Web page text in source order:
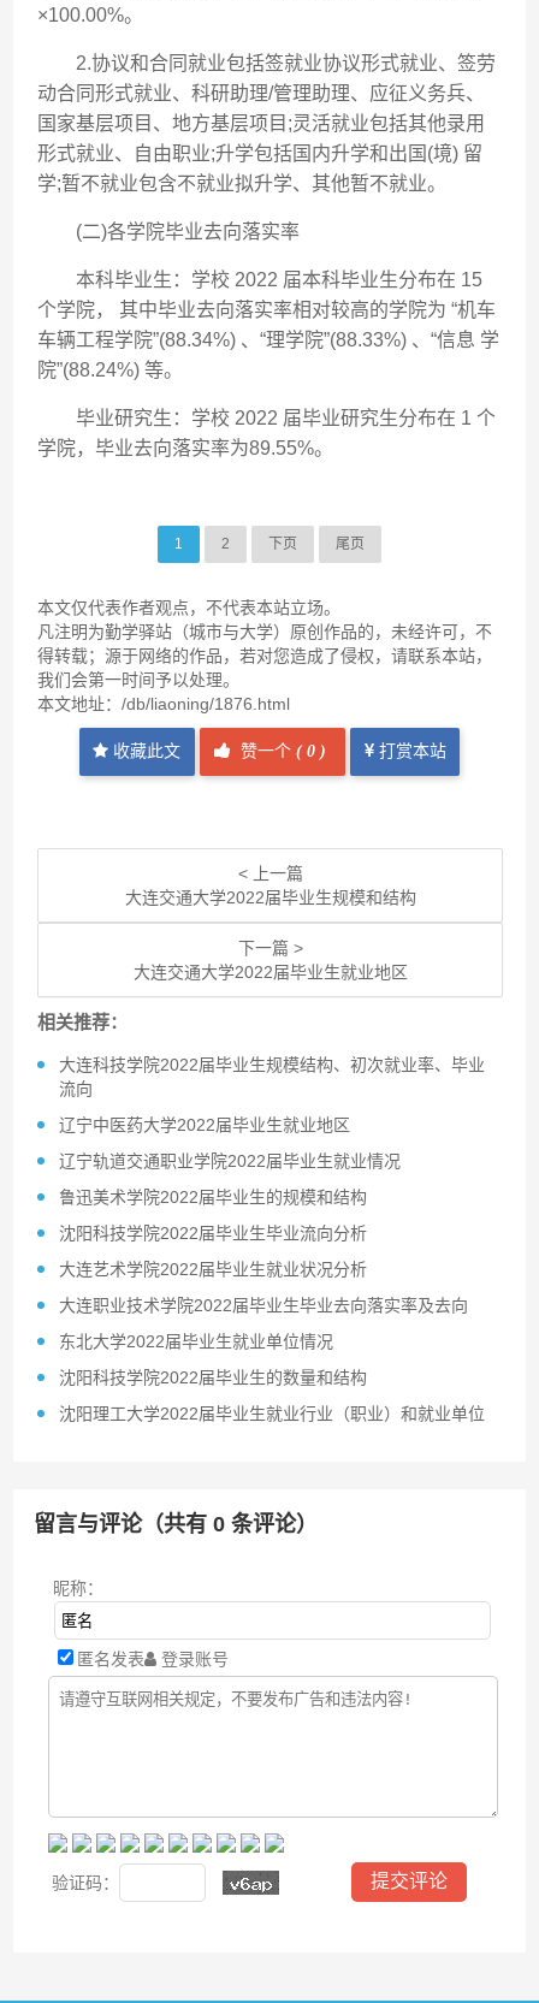
×100.00%。
2.协议和合同就业包括签就业协议形式就业、签劳
动合同形式就业、科研助理/管理助理、应征义务兵、
国家基层项目、地方基层项目;灵活就业包括其他录用
形式就业、自由职业;升学包括国内升学和出国(境) 留
学;暂不就业包含不就业拟升学、其他暂不就业。
(二)各学院毕业去向落实率
本科毕业生：学校 2022 届本科毕业生分布在 15
个学院， 其中毕业去向落实率相对较高的学院为 “机车
车辆工程学院”(88.34%) 、“理学院”(88.33%) 、“信息 学
院”(88.24%) 等。
毕业研究生：学校 2022 届毕业研究生分布在 1 个
学院，毕业去向落实率为89.55%。
1 2 下页 尾页
本文仅代表作者观点，不代表本站立场。
凡注明为勤学驿站（城市与大学）原创作品的，未经许可，不
得转载；源于网络的作品，若对您造成了侵权，请联系本站，
我们会第一时间予以处理。
本文地址：/db/liaoning/1876.html
收藏此文 赞一个( 0 ) 打赏本站
< 上一篇
大连交通大学2022届毕业生规模和结构
下一篇 >
大连交通大学2022届毕业生就业地区
相关推荐：
大连科技学院2022届毕业生规模结构、初次就业率、毕业
流向
辽宁中医药大学2022届毕业生就业地区
辽宁轨道交通职业学院2022届毕业生就业情况
鲁迅美术学院2022届毕业生的规模和结构
沈阳科技学院2022届毕业生毕业流向分析
大连艺术学院2022届毕业生就业状况分析
大连职业技术学院2022届毕业生毕业去向落实率及去向
东北大学2022届毕业生就业单位情况
沈阳科技学院2022届毕业生的数量和结构
沈阳理工大学2022届毕业生就业行业（职业）和就业单位
留言与评论（共有0 条评论）
昵称：
匿名发表 登录账号
验证码：